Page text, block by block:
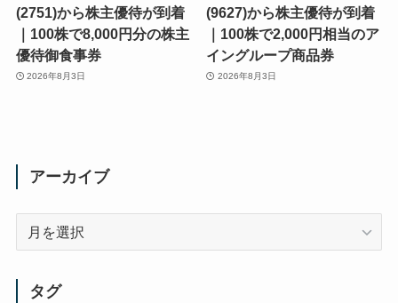
(2751)から株主優待が到着
｜100株で8,000円分の株主
優待御食事券
2026年8月3日
(9627)から株主優待が到着
｜100株で2,000円相当のア
イングループ商品券
2026年8月3日
アーカイブ
タグ